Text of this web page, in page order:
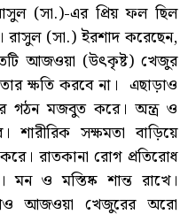
(সা.)-এর প্রিয় ফল ছিল
(সা.) ইরশাদ করেছেন,
আজওয়া (উৎকৃষ্ট) খেজুর
ক্ষতি করবে না। এছাড়াও
গঠন মজবুত করে। অন্ত্র ও
শারীরিক সক্ষমতা বাড়িয়ে
করে। রাতকানা রোগ প্রতিরোধ
ও মস্তিষ্ক শান্ত রাখে।
আজওয়া খেজুরের অরো